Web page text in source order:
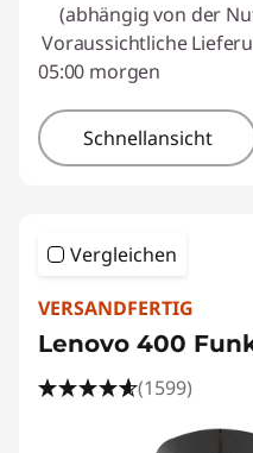
(abhängig von der
Voraussichtliche
05:00 morgen
Schnellansicht
Vergleichen
VERSANDFERTIG
Lenovo 400
(1599)